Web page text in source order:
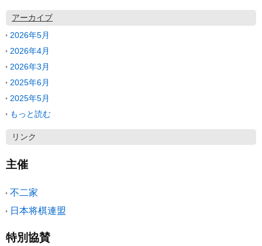
アーカイブ
2026年5月
2026年4月
2026年3月
2025年6月
2025年5月
もっと読む
リンク
主催
不二家
日本将棋連盟
特別協賛